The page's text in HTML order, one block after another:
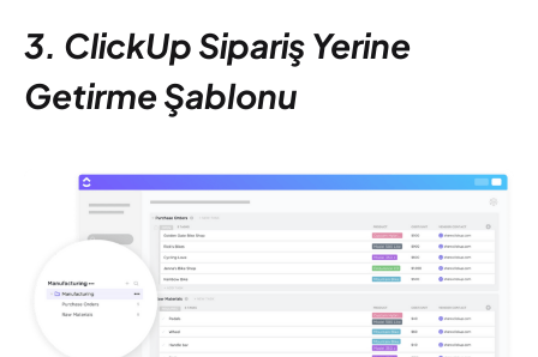
3. ClickUp Sipariş Yerine
Getirme Şablonu